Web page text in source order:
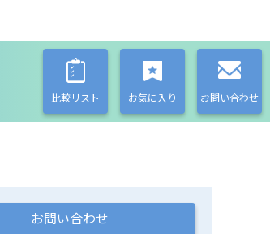
比較リスト お気に入り お問い合わせ
お問い合わせ